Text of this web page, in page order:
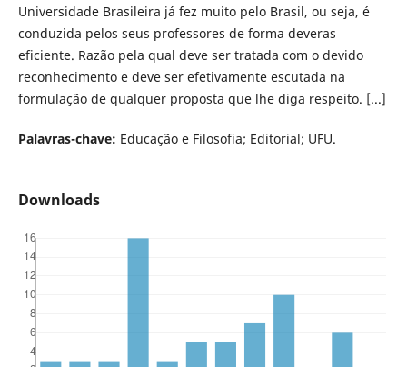
Universidade Brasileira já fez muito pelo Brasil, ou seja, é
conduzida pelos seus professores de forma deveras
eficiente. Razão pela qual deve ser tratada com o devido
reconhecimento e deve ser efetivamente escutada na
formulação de qualquer proposta que lhe diga respeito. [...]
Palavras-chave: Educação e Filosofia; Editorial; UFU.
Downloads